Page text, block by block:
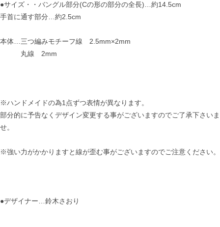
●サイズ・・バングル部分(Cの形の部分の全長)…約14.5cm
手首に通す部分…約2.5cm
本体…三つ編みモチーフ線 2.5mm×2mm
丸線 2mm
※ハンドメイドの為1点ずつ表情が異なります。
部分的に予告なくデザイン変更する事がございますのでご了承下さいま
せ。
※強い力がかかりますと線が歪む事がございますのでご注意ください。
●デザイナー…鈴木さおり